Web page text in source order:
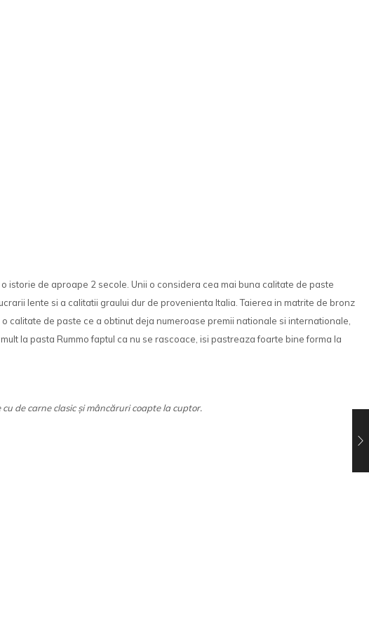
istorie de aproape 2 secole. Unii o considera cea mai buna calitate de paste
lente si a calitatii graului dur de provenienta Italia. Taierea in matrite de bronz
calitate de paste ce a obtinut deja numeroase premii nationale si internationale,
la pasta Rummo faptul ca nu se rascoace, isi pastreaza foarte bine forma la
de carne clasic și mâncăruri coapte la cuptor.